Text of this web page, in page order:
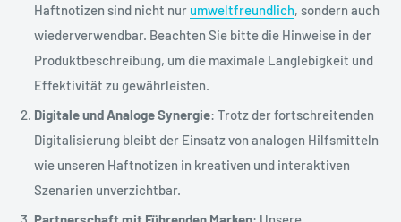
Haftnotizen sind nicht nur umweltfreundlich, sondern auch
wiederverwendbar. Beachten Sie bitte die Hinweise in der
Produktbeschreibung, um die maximale Langlebigkeit und
Effektivität zu gewährleisten.
Digitale und Analoge Synergie: Trotz der fortschreitenden
Digitalisierung bleibt der Einsatz von analogen Hilfsmitteln
wie unseren Haftnotizen in kreativen und interaktiven
Szenarien unverzichtbar.